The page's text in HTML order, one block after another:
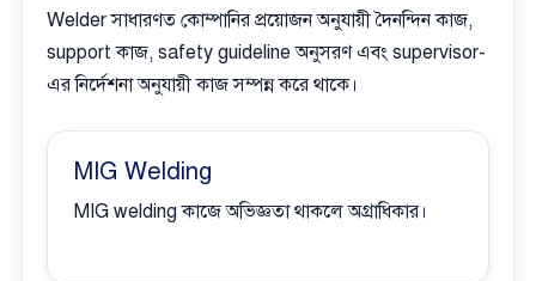
Welder সাধারণত কোম্পানির প্রয়োজন অনুযায়ী দৈনন্দিন কাজ,
support কাজ, safety guideline অনুসরণ এবং supervisor-
এর নির্দেশনা অনুযায়ী কাজ সম্পন্ন করে থাকে।
MIG Welding
MIG welding কাজে অভিজ্ঞতা থাকলে অগ্রাধিকার।